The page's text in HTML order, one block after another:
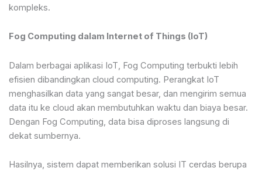
kompleks.
Fog Computing dalam Internet of Things (IoT)
Dalam berbagai aplikasi IoT, Fog Computing terbukti lebih
efisien dibandingkan cloud computing. Perangkat IoT
menghasilkan data yang sangat besar, dan mengirim semua
data itu ke cloud akan membutuhkan waktu dan biaya besar.
Dengan Fog Computing, data bisa diproses langsung di
dekat sumbernya.
Hasilnya, sistem dapat memberikan solusi IT cerdas berupa